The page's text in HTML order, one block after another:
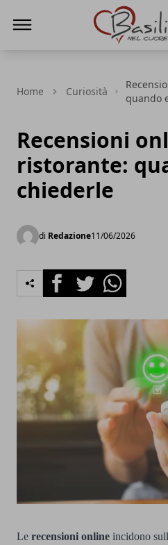
Home Curiosità
quando
Recensioni
ristorante:
chiederle
di Redazione11/06/2026
FacebookTwitterWhatsapp
Le recensioni online incidono